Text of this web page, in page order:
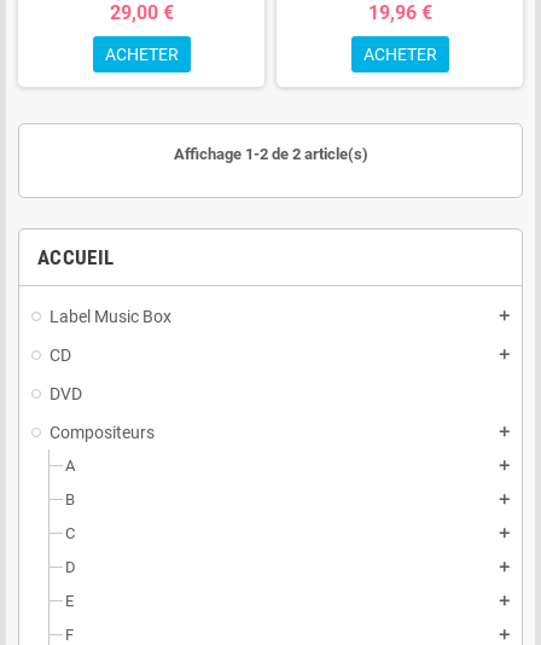
ACCUEIL
Label Music Box add
CD add
DVD
Compositeurs
add
A add
B add
C add
D add
E add
F add
29,00 €
ACHETER
19,96 €
ACHETER
Affichage 1-2 de 2 article(s)